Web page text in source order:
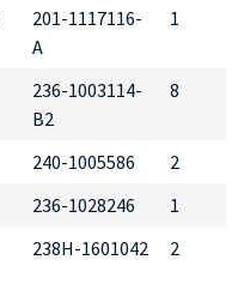
201-1117116-
А
1
236-1003114-
В2
8
240-1005586
2
236-1028246
1
238Н-1601042 2